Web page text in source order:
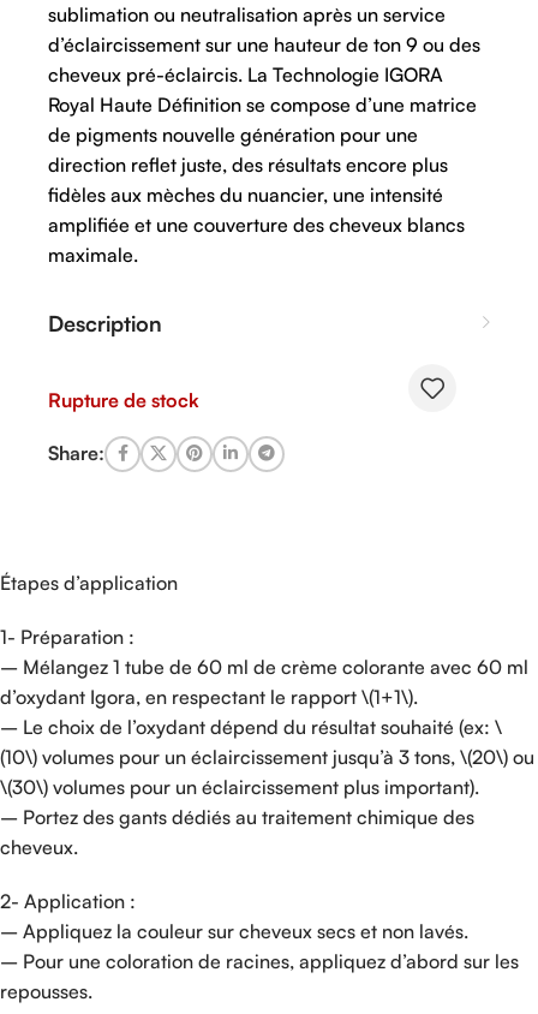
sublimation ou neutralisation après un service
d’éclaircissement sur une hauteur de ton 9 ou des
cheveux pré-éclaircis. La Technologie IGORA
Royal Haute Définition se compose d’une matrice
de pigments nouvelle génération pour une
direction reflet juste, des résultats encore plus
fidèles aux mèches du nuancier, une intensité
amplifiée et une couverture des cheveux blancs
maximale.
Description
Rupture de stock
Share:
Étapes d’application
1- Préparation :
– Mélangez 1 tube de 60 ml de crème colorante avec 60 ml
d’oxydant Igora, en respectant le rapport \(1+1\).
– Le choix de l’oxydant dépend du résultat souhaité (ex: \
(10\) volumes pour un éclaircissement jusqu’à 3 tons, \(20\) ou
\(30\) volumes pour un éclaircissement plus important).
– Portez des gants dédiés au traitement chimique des
cheveux.
2- Application :
– Appliquez la couleur sur cheveux secs et non lavés.
– Pour une coloration de racines, appliquez d’abord sur les
repousses.